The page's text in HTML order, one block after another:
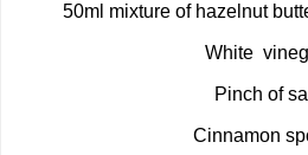
50ml mixture of hazelnut
White
Pinch of
Cinnamon